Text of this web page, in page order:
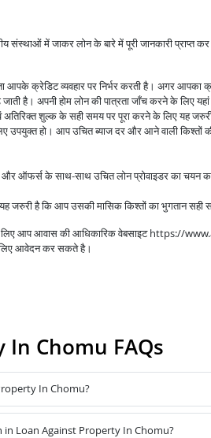
संस्थाओं में जाकर लोन के बारे में पूरी जानकारी
आपके क्रेडिट व्यवहार पर निर्भर करती है। अगर आपका
है। अपनी होम लोन की पात्रता जाँच करने के लिए
अतिरिक्त शुल्क के सही समय पर पूरा करने के लिए यह
उपयुक्त हो। आप उचित ब्याज दर और आने वाली
ऑफर्स के साथ-साथ उचित लोन प्रोवाइडर का चयन
जरुरी है कि आप उसकी मासिक किश्तों का भुगतान सही
आप आवास की आधिकारिक वेबसाइट https://
आवेदन कर सकते है।
Chomu FAQs
In Chomu?
Loan Against Property In Chomu?